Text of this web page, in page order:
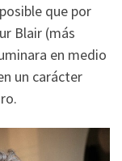
que por
Blair (más
en medio
un carácter